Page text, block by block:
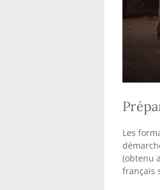
Les
(obtenu
français